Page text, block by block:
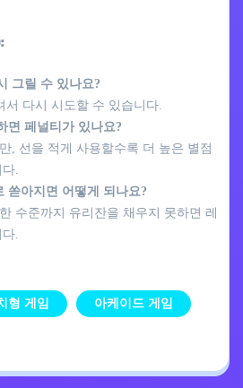
그릴 수 있나요?
다시 시도할 수 있습니다.
면 페널티가 있나요?
, 선을 적게 사용할수록 더 높은 별점
.
쏟아지면 어떻게 되나요?
수준까지 유리잔을 채우지 못하면 레
.
형 게임 아케이드 게임